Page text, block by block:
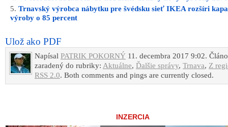
Trnavský výrobca nábytku pre švédsku sieť IKEA rozšíri
výroby o 85 percent
Ulož ako PDF
Napísal PATRIK POKORNÝ 11. decembra 2017 9:02.
zaradený do rubriky: Aktuálne, Ďalšie správy, Trnava, Z
RSS 2.0. Both comments and pings are currently closed.
INZERCIA